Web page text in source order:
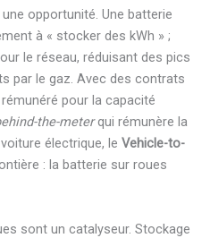
opportunité. Une batterie
à « stocker des kWh » ;
le réseau, réduisant des pics
par le gaz. Avec des contrats
pour la capacité
the-meterqui rémunère la
électrique, le Vehicle-to-
: la batterie sur roues
sont un catalyseur. Stockage